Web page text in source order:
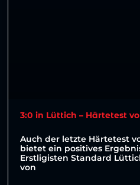
3:0 in Lüttich – Härtetest
Auch der letzte Härtetest
bietet ein positives
Erstligisten Standard
von